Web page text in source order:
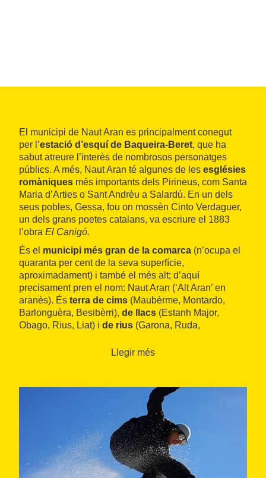
El municipi de Naut Aran es principalment conegut
per l’estació d’esquí de Baqueira-Beret, que ha
sabut atreure l’interès de nombrosos personatges
públics. A més, Naut Aran té algunes de les esglésies
romàniques més importants dels Pirineus, com Santa
Maria d’Arties o Sant Andrèu a Salardú. En un dels
seus pobles, Gessa, fou on mossèn Cinto Verdaguer,
un dels grans poetes catalans, va escriure el 1883
l’obra El Canigó.
És el municipi més gran de la comarca (n’ocupa el
quaranta per cent de la seva superfície,
aproximadament) i també el més alt; d’aquí
precisament pren el nom: Naut Aran (‘Alt Aran’ en
aranès). És terra de cims (Maubèrme, Montardo,
Barlonguèra, Besibèrri), de llacs (Estanh Major,
Obago, Rius, Liat) i de rius (Garona, Ruda,
Llegir més